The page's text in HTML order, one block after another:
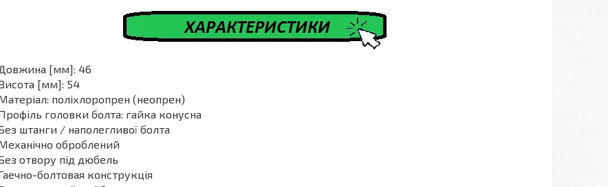
[мм]: 46
[мм]: 54
поліхлоропрен (неопрен)
головки болта: гайка конусна
штанги / наполегливої болта
оброблений
отвору під дюбель
болтовая конструкція